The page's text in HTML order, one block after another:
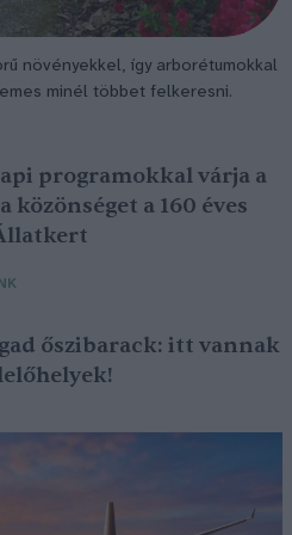
növényekkel, így arborétumokkal
minél többet felkeresni.
programokkal várja a
közönséget a 160 éves
őszibarack: itt vannak